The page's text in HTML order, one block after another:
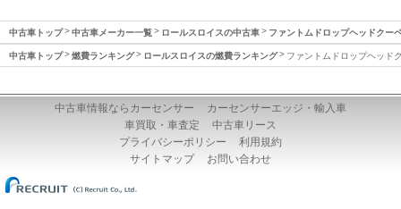
中古車トップ 中古車メーカー一覧 ロールスロイスの中古車 ファントムドロップヘッドクー
中古車トップ 燃費ランキング ロールスロイスの燃費ランキング ファントムドロップヘッド
中古車情報ならカーセンサー
カーセンサーエッジ・輸入車
車買取・車査定
中古車リース
プライバシーポリシー
利用規約
サイトマップ
お問い合わせ